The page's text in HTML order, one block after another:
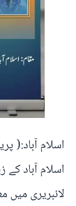
اسلام آباد:(
اسلام آباد کے
لائبریری